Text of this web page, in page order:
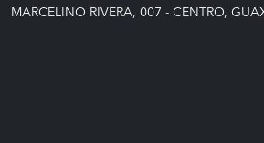
MARCELINO RIVERA, 007 - CENTRO,